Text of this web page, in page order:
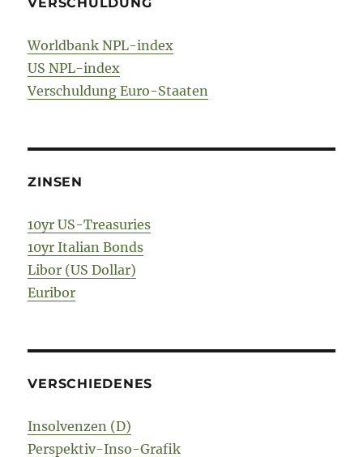
Worldbank NPL-index
US NPL-index
Verschuldung Euro-Staaten
ZINSEN
10yr US-Treasuries
10yr Italian Bonds
Libor (US Dollar)
Euribor
VERSCHIEDENES
Insolvenzen (D)
Perspektiv-Inso-Grafik